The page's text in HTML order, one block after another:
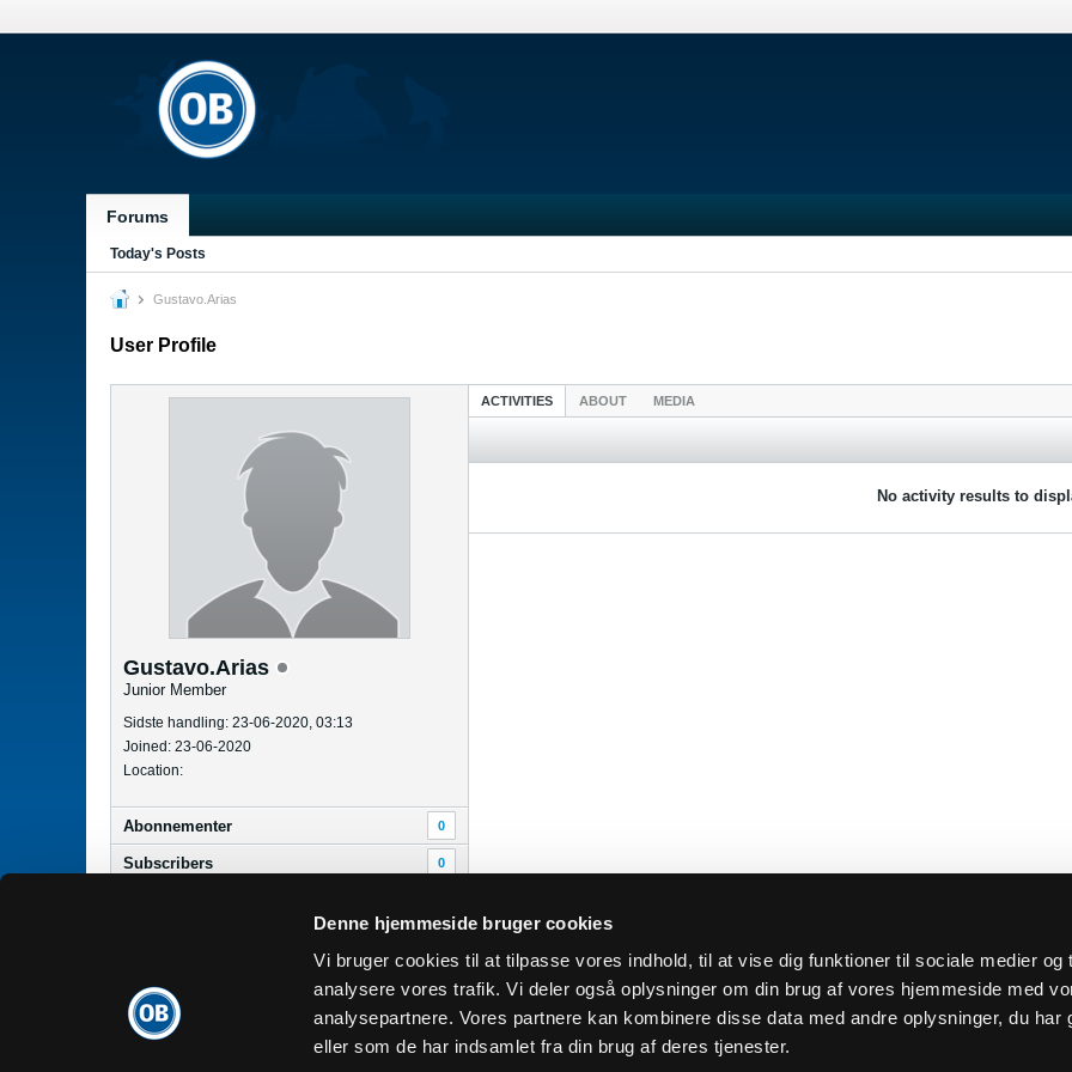
Denne hjemmeside bruger cookies
Vi bruger cookies til at tilpasse vores indhold, til at vise dig funktioner til sociale medier og
analysere vores trafik. Vi deler også oplysninger om din brug af vores hjemmeside med
analysepartnere. Vores partnere kan kombinere disse data med andre oplysninger, du har
eller som de har indsamlet fra din brug af deres tjenester.
Forums
Today's Posts
Gustavo.Arias
User Profile
Gustavo.Arias
Junior Member
Sidste handling: 23-06-2020, 03:13
Joined: 23-06-2020
Location:
Abonnementer 0
Subscribers 0
ACTIVITIES ABOUT MEDIA
No activity results to